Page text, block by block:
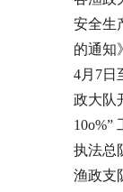
安全生
的通知
4月7日
政大队
10o%”
执法总
渔政支